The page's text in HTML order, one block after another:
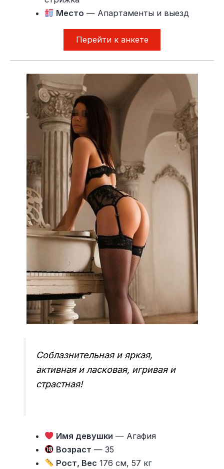
Место — Апартаменты и выезд
Перейти к анкете
Соблазнительная и яркая,
активная и ласковая, игривая и
страстная!
Имя девушки — Агафия
Возраст — 35
Рост, Вес 176 см, 57 кг